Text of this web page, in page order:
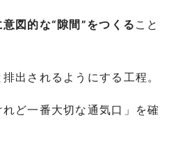
図的な“隙間”をつくる こと
出されるようにする工程。
ど一番大切な通気口」を確